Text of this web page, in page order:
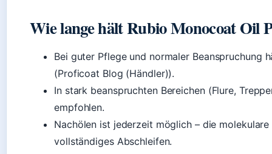
Wie lange hält Rubio Monocoat Oil
Bei guter Pflege und normaler Beanspruchung
(Proficoat Blog (Händler)).
In stark beanspruchten Bereichen (Flure,
empfohlen.
Nachölen ist jederzeit möglich – die
vollständiges Abschleifen.